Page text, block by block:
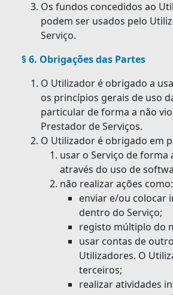
Os fundos concedidos ao
podem ser usados pelo
Serviço.
§ 6. Obrigações das Partes
O Utilizador é obrigado a
os princípios gerais de uso
particular de forma a não
Prestador de Serviços.
O Utilizador é obrigado em
usar o Serviço de
através do uso de
não realizar ações como:
enviar e/ou colocar
dentro do Serviço;
registo múltiplo do
usar contas de
Utilizadores. O
terceiros;
realizar atividades